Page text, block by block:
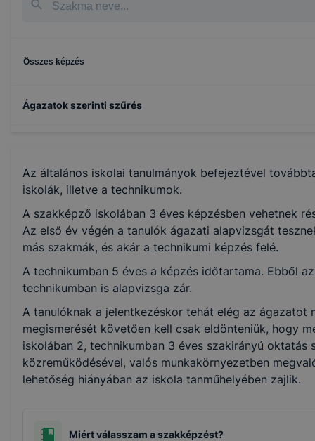
Összes képzés
Ágazatok szerinti szűrés
Specializált gép- és járműgyártás
Fa- és bútoripar
Gépészet
Turizmus-vendéglátás
Kreatív
Elektronika és elektrotechnika
Szépészet
Az általános iskolai tanulmányok befejeztével
iskolák, illetve a technikumok.
A szakképző iskolában 3 éves képzésben vehetnek
Az első év végén a tanulók ágazati alapvizsgát
más szakmák, és akár a technikumi képzés felé.
A technikumban 5 éves a képzés időtartama. Ebből
technikumban is alapvizsga zár.
A tanulóknak a jelentkezéskor tehát elég az ágazatot
megismerését követően kell csak eldönteniük, hogy
iskolában 2, technikumban 3 éves szakirányú
közreműködésével, valós munkakörnyezetben
lehetőség hiányában az iskola tanműhelyében zajlik.
Miért válasszam a szakképzést?